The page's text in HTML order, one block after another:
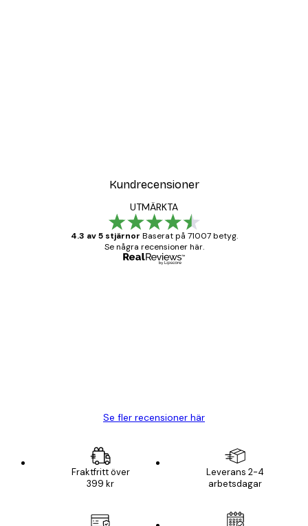
Kundrecensioner
UTMÄRKTA
4.3 av 5 stjärnor Baserat på 71007 betyg.
Se några recensioner här.
Se fler recensioner här
Fraktfritt över
399 kr
Leverans 2-4
arbetsdagar